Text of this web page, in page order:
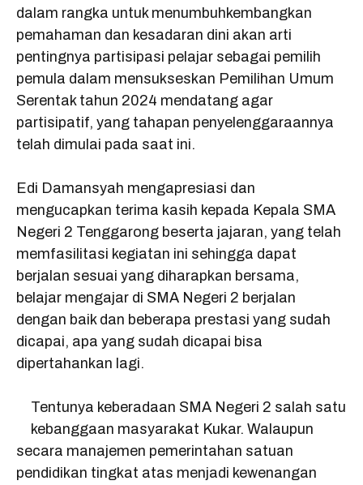
dalam rangka untuk menumbuhkembangkan
pemahaman dan kesadaran dini akan arti
pentingnya partisipasi pelajar sebagai pemilih
pemula dalam mensukseskan Pemilihan Umum
Serentak tahun 2024 mendatang agar
partisipatif, yang tahapan penyelenggaraannya
telah dimulai pada saat ini.
Edi Damansyah mengapresiasi dan
mengucapkan terima kasih kepada Kepala SMA
Negeri 2 Tenggarong beserta jajaran, yang telah
memfasilitasi kegiatan ini sehingga dapat
berjalan sesuai yang diharapkan bersama,
belajar mengajar di SMA Negeri 2 berjalan
dengan baik dan beberapa prestasi yang sudah
dicapai, apa yang sudah dicapai bisa
dipertahankan lagi.
Tentunya keberadaan SMA Negeri 2 salah satu
kebanggaan masyarakat Kukar. Walaupun
secara manajemen pemerintahan satuan
pendidikan tingkat atas menjadi kewenangan